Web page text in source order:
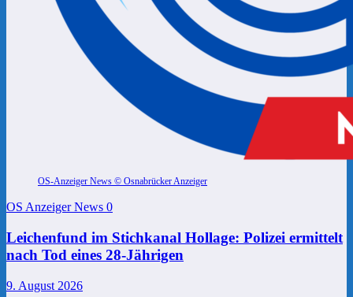
OS-Anzeiger News © Osnabrücker Anzeiger
OS Anzeiger News 0
Leichenfund im Stichkanal Hollage: Polizei ermittelt
nach Tod eines 28-Jährigen
9. August 2026